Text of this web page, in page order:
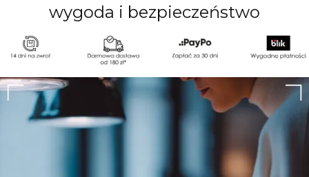
wygoda i bezpieczeństwo